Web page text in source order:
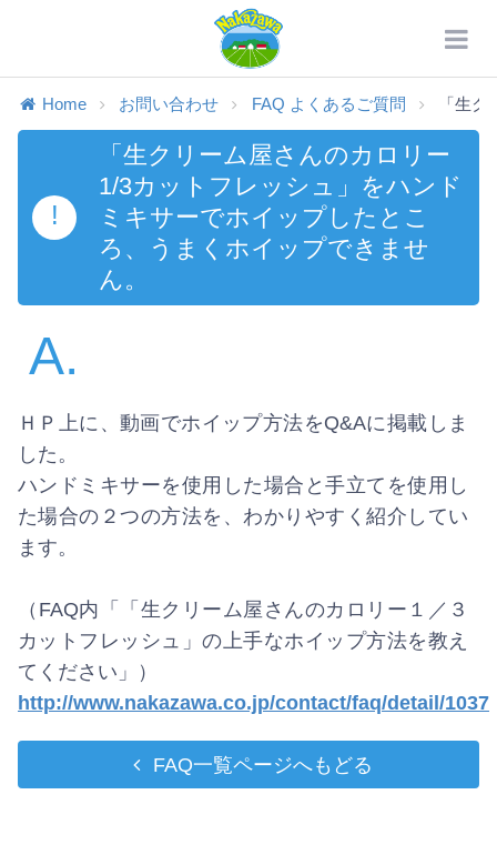
Home お問い合わせ FAQ よくあるご質問 「生
!
「生クリーム屋さんのカロリー
1/3カットフレッシュ」をハンド
ミキサーでホイップしたとこ
ろ、うまくホイップできませ
ん。
A.
ＨＰ上に、動画でホイップ方法をQ&Aに掲載しま
した。
ハンドミキサーを使用した場合と手立てを使用し
た場合の２つの方法を、わかりやすく紹介してい
ます。
（FAQ内「「生クリーム屋さんのカロリー１／３
カットフレッシュ」の上手なホイップ方法を教え
てください」）
http://www.nakazawa.co.jp/contact/faq/detail/1037
FAQ一覧ページへもどる